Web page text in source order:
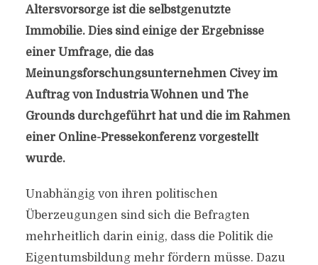
Altersvorsorge ist die selbstgenutzte
Immobilie. Dies sind einige der Ergebnisse
einer Umfrage, die das
Meinungsforschungsunternehmen Civey im
Auftrag von Industria Wohnen und The
Grounds durchgeführt hat und die im Rahmen
einer Online-Pressekonferenz vorgestellt
wurde.
Unabhängig von ihren politischen
Überzeugungen sind sich die Befragten
mehrheitlich darin einig, dass die Politik die
Eigentumsbildung mehr fördern müsse. Dazu